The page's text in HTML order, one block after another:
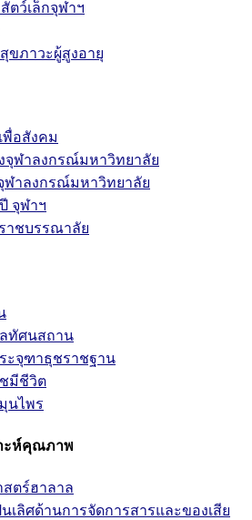
ตว์เล็กจุฬาฯ
ขภาวะผู้สูงอายุ
พื่อสังคม
จุฬาลงกรณ์มหาวิทยาลัย
ฬาลงกรณ์มหาวิทยาลัย
จุฬาฯ
าชบรรณาลัย
ทัศนสถาน
จุฑาธุชราชฐาน
มีชีวิต
นไพร
ะห์คุณภาพ
ตร์ฮาลาล
เลิศด้านการจัดการสารและของเสีย